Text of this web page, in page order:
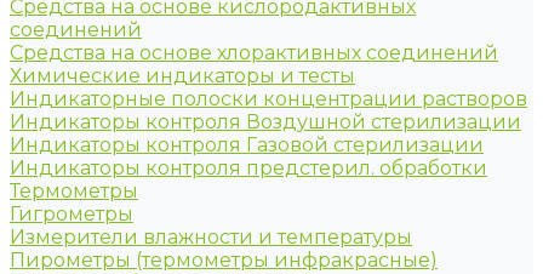
Средства на основе кислородактивных
соединений
Средства на основе хлорактивных соединений
Химические индикаторы и тесты
Индикаторные полоски концентрации растворов
Индикаторы контроля Воздушной стерилизации
Индикаторы контроля Газовой стерилизации
Индикаторы контроля предстерил. обработки
Термометры
Гигрометры
Измерители влажности и температуры
Пирометры (термометры инфракрасные)